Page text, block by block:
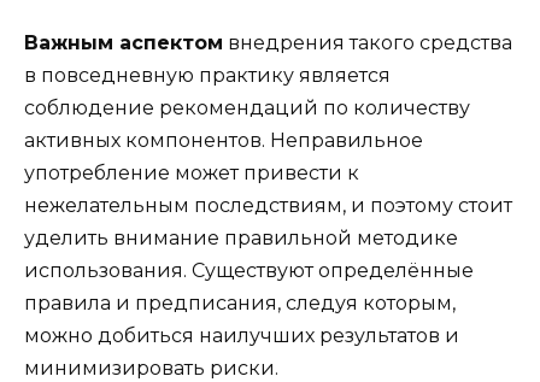
Важным аспектом внедрения такого средства
в повседневную практику является
соблюдение рекомендаций по количеству
активных компонентов. Неправильное
употребление может привести к
нежелательным последствиям, и поэтому стоит
уделить внимание правильной методике
использования. Существуют определённые
правила и предписания, следуя которым,
можно добиться наилучших результатов и
минимизировать риски.